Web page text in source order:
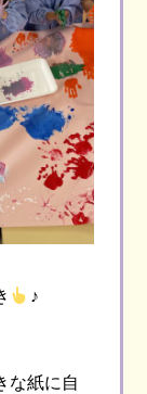
♪
な紙に自